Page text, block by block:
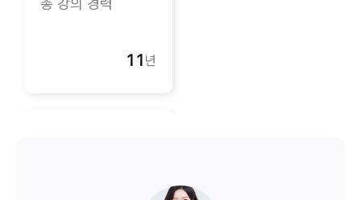
총 강의 경력
11 년